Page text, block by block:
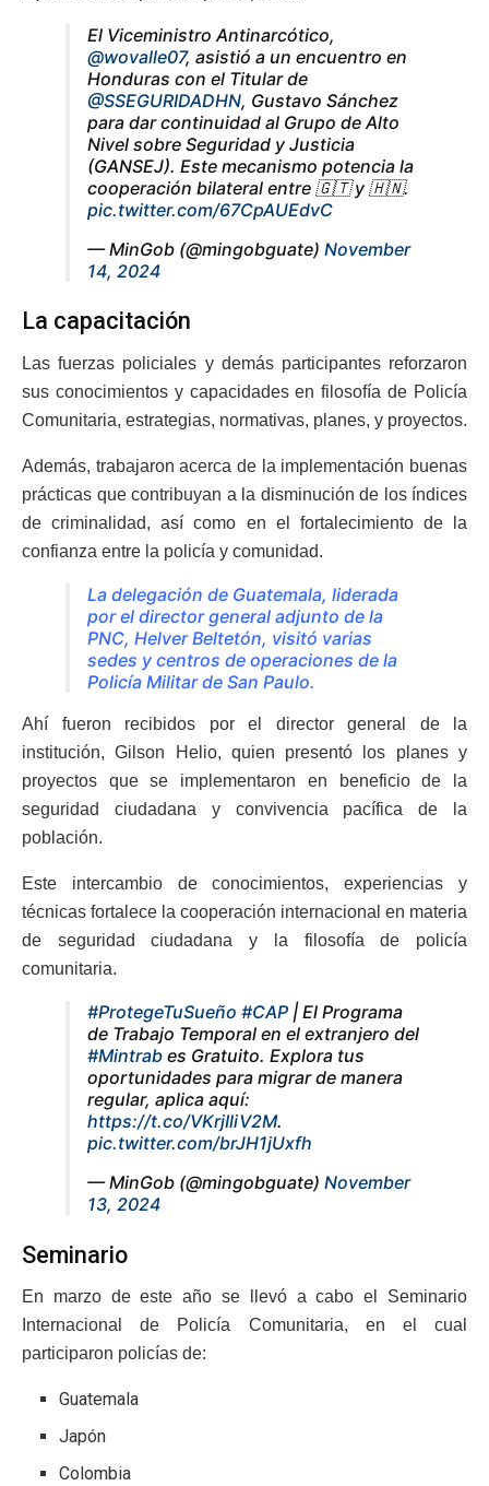
El Viceministro Antinarcótico,
@wovalle07, asistió a un encuentro en
Honduras con el Titular de
@SSEGURIDADHN, Gustavo Sánchez
para dar continuidad al Grupo de Alto
Nivel sobre Seguridad y Justicia
(GANSEJ). Este mecanismo potencia la
cooperación bilateral entre 🇬🇹 y 🇭🇳.
pic.twitter.com/67CpAUEdvC
— MinGob (@mingobguate) November
14, 2024
La capacitación
Las fuerzas policiales y demás participantes reforzaron
sus conocimientos y capacidades en filosofía de Policía
Comunitaria, estrategias, normativas, planes, y proyectos.
Además, trabajaron acerca de la implementación buenas
prácticas que contribuyan a la disminución de los índices
de criminalidad, así como en el fortalecimiento de la
confianza entre la policía y comunidad.
La delegación de Guatemala, liderada
por el director general adjunto de la
PNC, Helver Beltetón, visitó varias
sedes y centros de operaciones de la
Policía Militar de San Paulo.
Ahí fueron recibidos por el director general de la
institución, Gilson Helio, quien presentó los planes y
proyectos que se implementaron en beneficio de la
seguridad ciudadana y convivencia pacífica de la
población.
Este intercambio de conocimientos, experiencias y
técnicas fortalece la cooperación internacional en materia
de seguridad ciudadana y la filosofía de policía
comunitaria.
#ProtegeTuSueño #CAP | El Programa
de Trabajo Temporal en el extranjero del
#Mintrab es Gratuito. Explora tus
oportunidades para migrar de manera
regular, aplica aquí:
https://t.co/VKrjIliV2M.
pic.twitter.com/brJH1jUxfh
— MinGob (@mingobguate) November
13, 2024
Seminario
En marzo de este año se llevó a cabo el Seminario
Internacional de Policía Comunitaria, en el cual
participaron policías de:
Guatemala
Japón
Colombia